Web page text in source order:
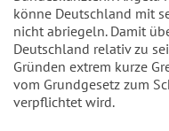
könne Deutschland mit
nicht abriegeln. Damit
Deutschland relativ zu
Gründen extrem kurze
vom Grundgesetz zum
verpflichtet wird.